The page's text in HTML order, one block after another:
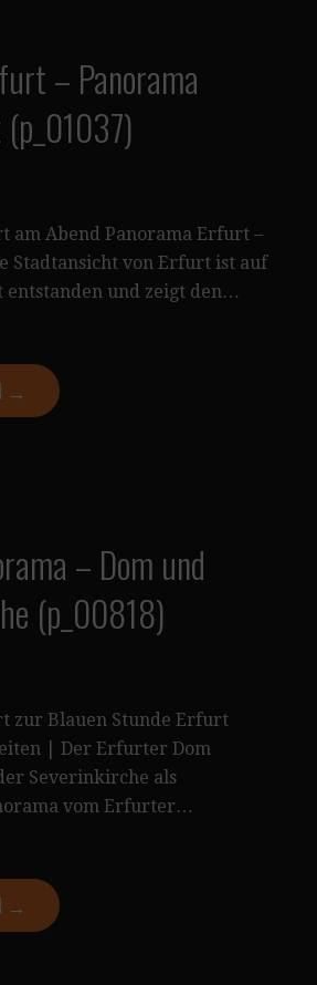
– Panorama
am Abend Panorama Erfurt –
Stadtansicht von Erfurt ist auf
entstanden und zeigt den…
→
– Dom und
(p_00818)
zur Blauen Stunde Erfurt
| Der Erfurter Dom
Severinkirche als
vom Erfurter…
→